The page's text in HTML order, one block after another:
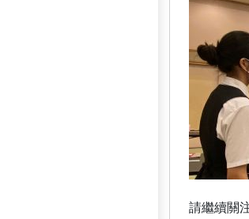
請繼續關